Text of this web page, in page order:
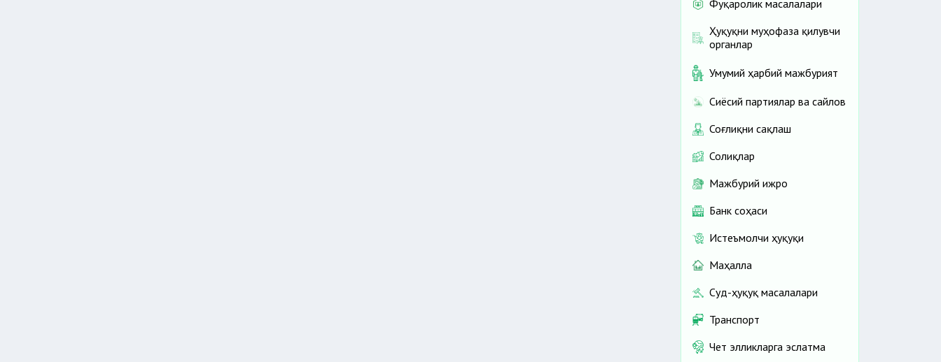
Фуқаролик масалалари
Ҳуқуқни муҳофаза қилувчи
органлар
Умумий ҳарбий мажбурият
Сиёсий партиялар ва сайлов
Соғлиқни сақлаш
Солиқлар
Мажбурий ижро
Банк соҳаси
Истеъмолчи ҳуқуқи
Маҳалла
Суд-ҳуқуқ масалалари
Транспорт
Чет элликларга эслатма